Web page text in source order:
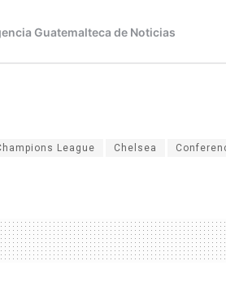
League Chelsea